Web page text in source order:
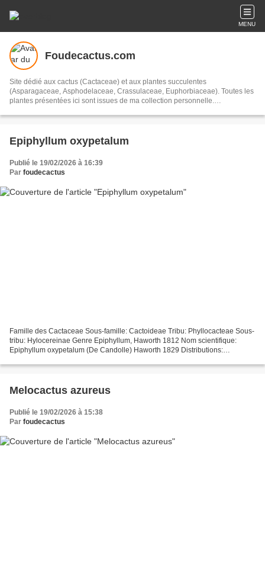
MENU
Foudecactus.com
Site dédié aux cactus (Cactaceae) et aux plantes succulentes
(Asparagaceae, Asphodelaceae, Crassulaceae, Euphorbiaceae). Toutes les
plantes présentées ici sont issues de ma collection personnelle.
Echinopsis, Ferocactus, Aloe, Copiapoa, Eriocyse, Notocactus, Kalanchloe,
Epiphyllum oxypetalum
Publié le 19/02/2026 à 16:39
Par foudecactus
Famille des Cactaceae Sous-famille: Cactoideae Tribu: Phyllocacteae Sous-
tribu: Hylocereinae Genre Epiphyllum, Haworth 1812 Nom scientifique:
Epiphyllum oxypetalum (De Candolle) Haworth 1829 Distributions:
Melocactus azureus
Publié le 19/02/2026 à 15:38
Par foudecactus